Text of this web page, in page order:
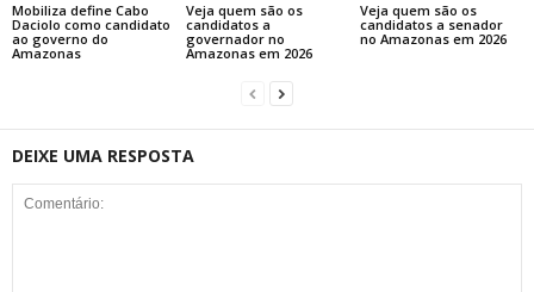
Mobiliza define Cabo
Daciolo como candidato
ao governo do
Amazonas
Veja quem são os
candidatos a
governador no
Amazonas em 2026
Veja quem são os
candidatos a senador
no Amazonas em 2026
DEIXE UMA RESPOSTA